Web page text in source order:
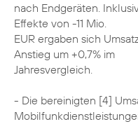
nach Endgeräten.
Effekte von -11 Mio.
EUR ergaben sich
Anstieg um +0,7% im
Jahresvergleich.
- Die bereinigten [4]